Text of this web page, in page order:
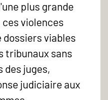
plus grande
violences
viables
tribunaux sans
des juges,
judiciaire aux